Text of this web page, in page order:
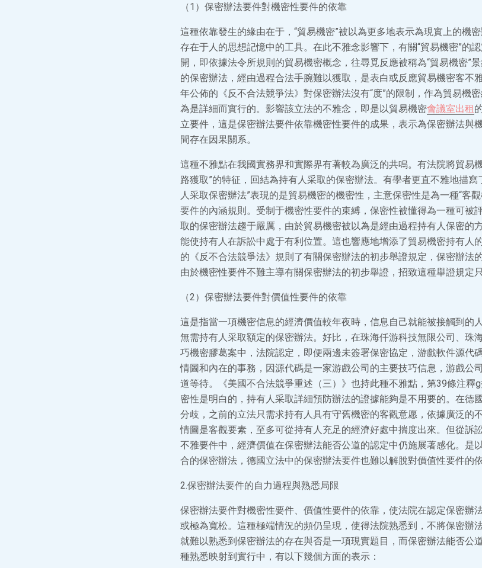
（1）保密辦法要件對機密性要件的依靠
這種依靠發生的緣由在于，“貿易機密”被以為更多地表示為現實上的機
存在于人的思想記憶中的工具。在此不雅念影響下，有關“貿易機密”的
開，即依據法令所規則的貿易機密概念，往尋覓反應被稱為“貿易機密”
的保密辦法，經由過程合法手腕難以獲取，是表白或反應貿易機密客不
年公佈的《反不合法競爭法》對保密辦法沒有“度”的限制，作為貿易機
為是詳細而實行的。影響該立法的不雅念，即是以貿易機密會議室出租
立要件，這是保密辦法要件依靠機密性要件的成果，表示為保密辦法與
間存在因果關系。
這種不雅點在我國實務界和實際界有著較為廣泛的共鳴。有法院將貿易
路獲取”的特征，回結為持有人采取的保密辦法。有學者更直不雅地描寫
人采取保密辦法”表現的是貿易機密的機密性，主意保密性是為一種“客
要件的內涵規則。受制于機密性要件的束縛，保密性被懂得為一種可被
取的保密辦法趨于嚴厲，由於貿易機密被以為是經由過程持有人保密的
能使持有人在訴訟中處于有利位置。這也響應地增添了貿易機密持有人
的《反不合法競爭法》規則了有關保密辦法的初步舉證規定，保密辦法
由於機密性要件不難主導有關保密辦法的初步舉證，招致這種舉證規定
（2）保密辦法要件對價值性要件的依靠
這是指當一項機密信息的經濟價值較年夜時，信息自己就能被接觸到的
無需持有人采取額定的保密辦法。好比，在珠海仟游科技無限公司、珠
巧機密膠葛案中，法院認定，即便兩邊未簽署保密協定，游戲軟件源代
情圖和內在的事務，因源代碼是一家游戲公司的主要技巧信息，游戲公
道等待。《美國不合法競爭重述（三）》也持此種不雅點，第39條注釋
密性是明白的，持有人采取詳細預防辦法的證據能夠是不用要的。在德
分歧，之前的立法只需求持有人具有守舊機密的客觀意愿，依據廣泛的
情圖是客觀要素，至多可從持有人充足的經濟好處中揣度出來。但從訴
不雅要件中，經濟價值在保密辦法能否公道的認定中仍施展著感化。是
合的保密辦法，德國立法中的保密辦法要件也難以解脫對價值性要件的依
2.保密辦法要件的自力過程與熟悉局限
保密辦法要件對機密性要件、價值性要件的依靠，使法院在認定保密辦
或極為寬松。這種極端情況的頻仍呈現，使得法院熟悉到，不將保密辦
就難以熟悉到保密辦法的存在與否是一項現實題目，而保密辦法能否公
種熟悉映射到實行中，有以下幾個方面的表示：